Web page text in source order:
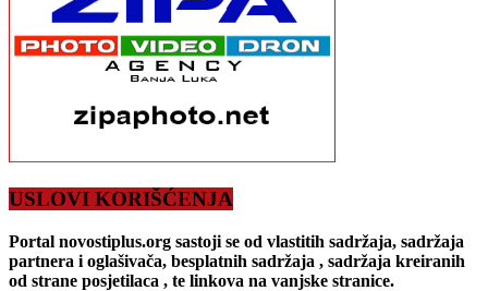
USLOVI KORIŠĆENJA
Portal novostiplus.org sastoji se od vlastitih sadržaja, sadržaja
partnera i oglašivača, besplatnih sadržaja , sadržaja kreiranih
od strane posjetilaca , te linkova na vanjske stranice.